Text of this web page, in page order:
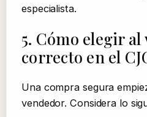
especialista.
5. Cómo elegir
correcto en el
Una compra segura
vendedor. Considera lo